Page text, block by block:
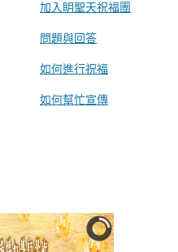
加入眀聖天祝福團
問題與回答
如何進行祝福
如何幫忙宣傳